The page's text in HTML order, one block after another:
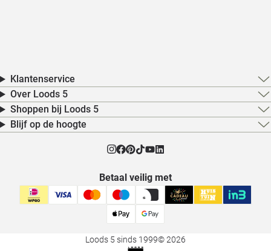
Klantenservice
Over Loods 5
Shoppen bij Loods 5
Blijf op de hoogte
Betaal veilig met
Loods 5 sinds 1999© 2026